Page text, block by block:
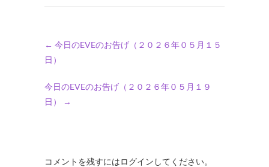
← 今日のEVEのお告げ（２０２６年０５月１５
日）
今日のEVEのお告げ（２０２６年０５月１９
日）
→
コメントを残すにはログインしてください。